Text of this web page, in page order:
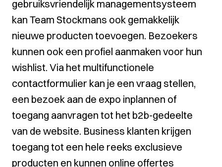
gebruiksvriendelijk managementsysteem
kan Team Stockmans ook gemakkelijk
nieuwe producten toevoegen. Bezoekers
kunnen ook een profiel aanmaken voor hun
wishlist. Via het multifunctionele
contactformulier kan je een vraag stellen,
een bezoek aan de expo inplannen of
toegang aanvragen tot het b2b-gedeelte
van de website. Business klanten krijgen
toegang tot een hele reeks exclusieve
producten en kunnen online offertes